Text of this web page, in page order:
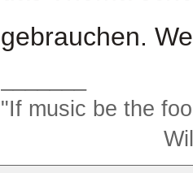
gebrauchen.
"If music be the
William